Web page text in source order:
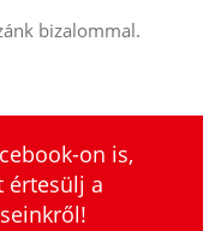
bizalommal.
on is,
értesülj a